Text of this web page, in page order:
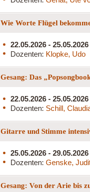
Wie Worte Flügel
22.05.2026 - 25.05.2026
Dozenten: Klopke, Udo
Gesang: Das
22.05.2026 - 25.05.2026
Dozenten: Schill,
Gitarre und Stimme
25.05.2026 - 29.05.2026
Dozenten: Genske,
Gesang: Von der Arie bis